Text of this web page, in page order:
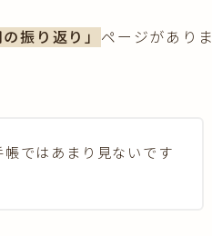
の振り返り」 ページがありま
ではあまり見ないです